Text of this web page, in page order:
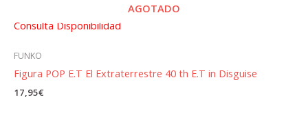
AGOTADO
Consulta Disponibilidad
FUNKO
Figura POP E.T El Extraterrestre 40 th E.T in Disguise
17,95€